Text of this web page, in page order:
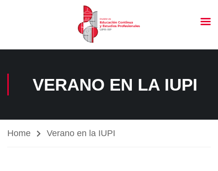
VERANO EN LA IUPI
Home Verano en la IUPI